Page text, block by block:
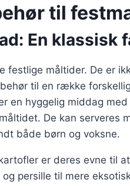
til
En klassisk
festlige måltider. De er
til en række
en hyggelig middag med
De kan serveres
både børn og voksne.
er deres evne til
persille til mere